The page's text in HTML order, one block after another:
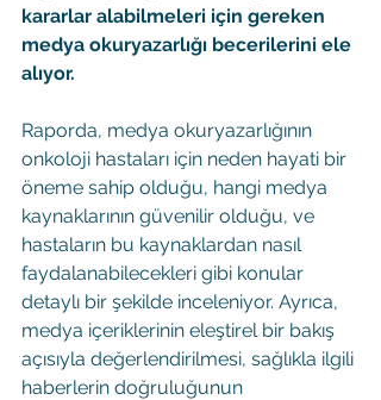
kararlar alabilmeleri için gereken
medya okuryazarlığı becerilerini ele
alıyor.
Raporda, medya okuryazarlığının
onkoloji hastaları için neden hayati bir
öneme sahip olduğu, hangi medya
kaynaklarının güvenilir olduğu, ve
hastaların bu kaynaklardan nasıl
faydalanabilecekleri gibi konular
detaylı bir şekilde inceleniyor. Ayrıca,
medya içeriklerinin eleştirel bir bakış
açısıyla değerlendirilmesi, sağlıkla ilgili
haberlerin doğruluğunun